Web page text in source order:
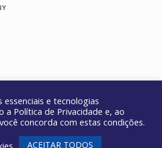
e tecnologias
a Política de Privacidade e, ao
concorda com estas condições.
ACEITAR TODOS